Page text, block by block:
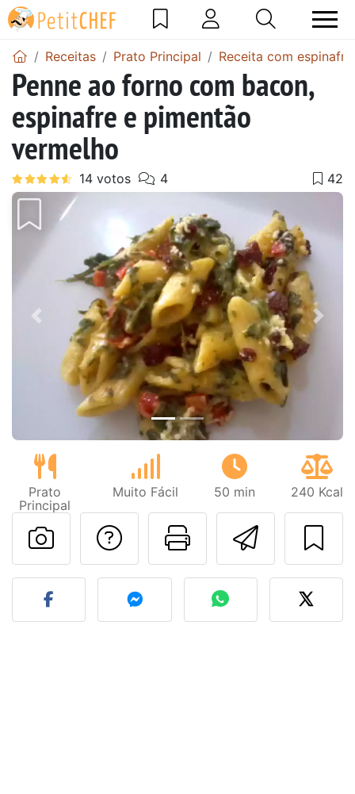
Receitas Prato Principal Receita com espinafre
Penne ao forno com bacon,
espinafre e pimentão
vermelho
Anterior Next
Prato
Principal
Muito Fácil 50 min 240 Kcal
Imprima
Falar com o autor
Fez esta receita?